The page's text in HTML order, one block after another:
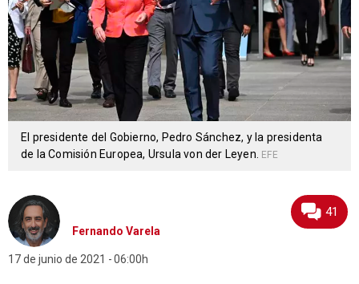
El presidente del Gobierno, Pedro Sánchez, y la presidenta
de la Comisión Europea, Ursula von der Leyen.
EFE
Fernando Varela
17 de junio de 2021 06:00h
41